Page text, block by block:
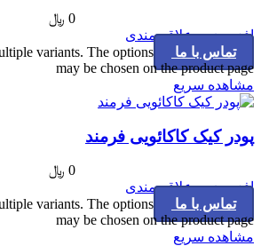
0 ﷼
افزودن به علاقه مندی
تماس با ما
variants. The options
may be chosen on the product page
مشاهده سریع
پودر کیک کاکائویی فرمند
0 ﷼
افزودن به علاقه مندی
تماس با ما
variants. The options
may be chosen on the product page
مشاهده سریع